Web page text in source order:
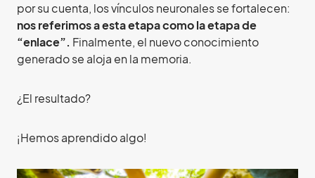
por su cuenta, los vínculos neuronales se fortalecen:
nos referimos a esta etapa como la etapa de
“enlace”. Finalmente, el nuevo conocimiento
generado se aloja en la memoria.
¿El resultado?
¡Hemos aprendido algo!